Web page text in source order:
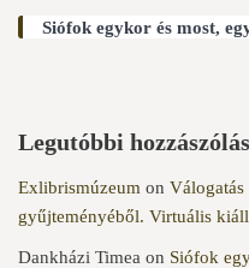
Siófok egykor és most,
Legutóbbi
Exlibrismúzeum on
gyűjteményéből. Virtuális
Dankházi Timea on Siófok